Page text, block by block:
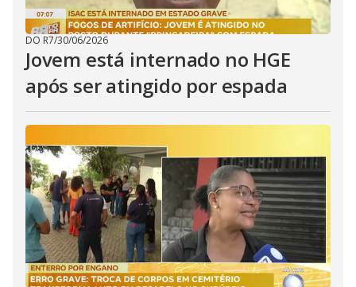
DO R7/30/06/2026
Jovem está internado no HGE
após ser atingido por espada